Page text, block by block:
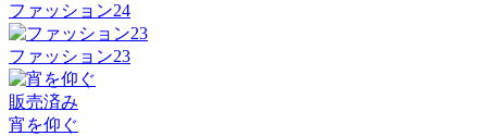
ファッション24
ファッション23
販売済み
宵を仰ぐ